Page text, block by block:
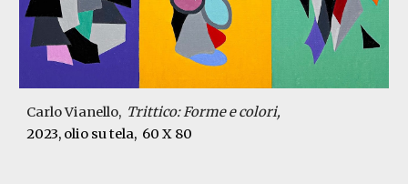
Carlo Vianello, Trittico: Forme e colori,
2023, olio su tela, 60 X 80